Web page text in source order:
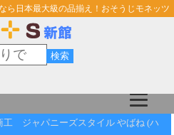
ら日本最大級の品揃え！おそうじモネッツ
工 ジャパニーズスタイル やばね (ハ